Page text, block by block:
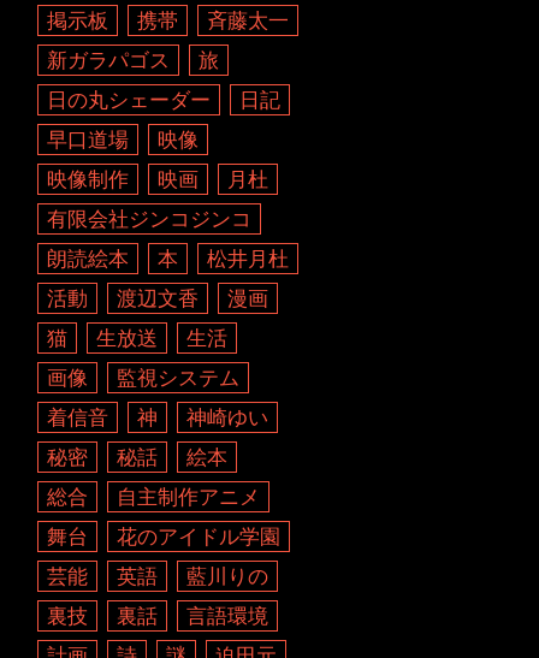
掲示板
携帯
斉藤太一
新ガラパゴス
旅
日の丸シェーダー
日記
早口道場
映像
映像制作
映画
月杜
有限会社ジンコジンコ
朗読絵本
本
松井月杜
活動
渡辺文香
漫画
猫
生放送
生活
画像
監視システム
着信音
神
神崎ゆい
秘密
秘話
絵本
総合
自主制作アニメ
舞台
花のアイドル学園
芸能
英語
藍川りの
裏技
裏話
言語環境